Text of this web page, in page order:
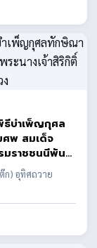
ธีบำเพ็ญกุศล
ศพ สมเด็จ
มราชชนนีพันปี
ก) อุทิศถวาย